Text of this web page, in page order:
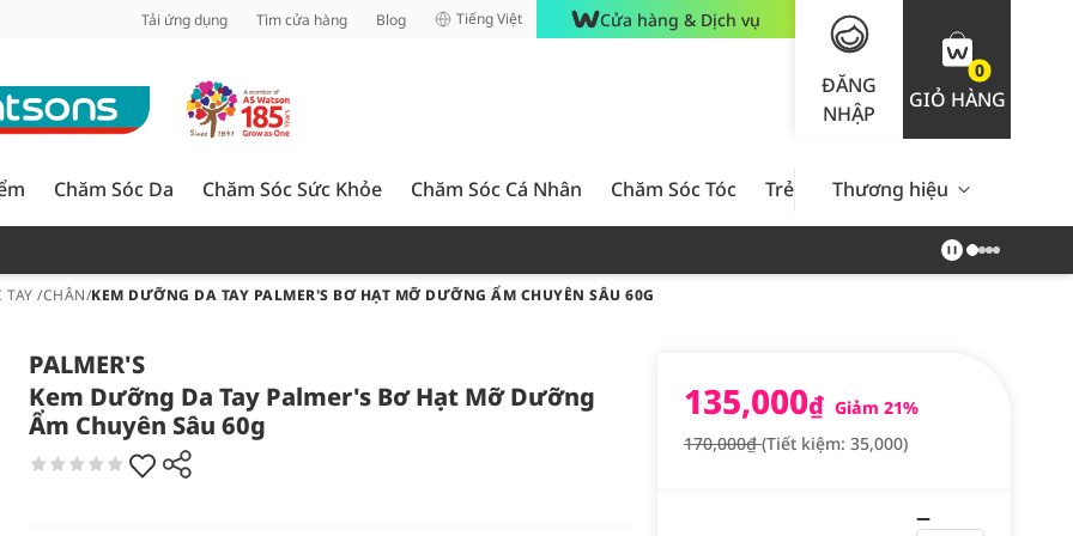
Tải ứng dụng Tìm cửa hàng Blog Tiếng Việt Cửa hàng & Dịch vụ
ĐĂNG
NHẬP
0
GIỎ HÀNG
Chăm Sóc Da Chăm Sóc Sức Khỏe Chăm Sóc Cá Nhân Chăm Sóc Tóc Trẻ Em Nam Giới Chăm Sóc
Thương hiệu
TAY /CHÂN/KEM DƯỠNG DA TAY PALMER'S BƠ HẠT MỠ DƯỠNG ẨM CHUYÊN SÂU 60G
PALMER'S
Kem Dưỡng Da Tay Palmer's Bơ Hạt Mỡ Dưỡng
Ẩm Chuyên Sâu 60g
135,000₫ Giảm 21%
170,000₫(Tiết kiệm: 35,000)